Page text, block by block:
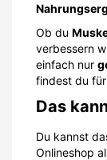
Ob du
verbessern
einfach nur
findest du
Das
Du kannst
Onlineshop